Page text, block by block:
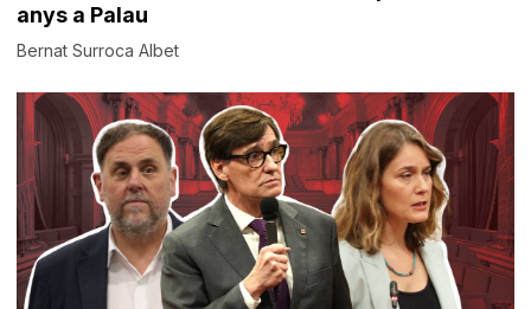
anys a Palau
Bernat Surroca Albet